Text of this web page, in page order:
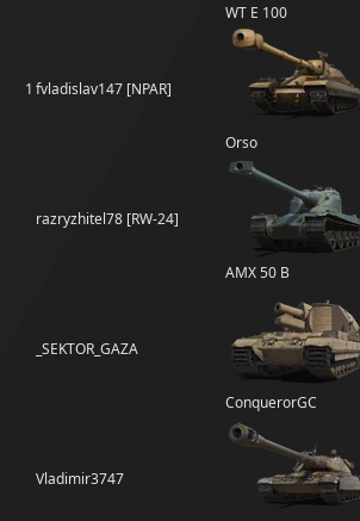
WT E 100
1 fvladislav147 [NPAR]
Orso
razryzhitel78 [RW-24]
AMX 50 B
_SEKTOR_GAZA
ConquerorGC
Vladimir3747